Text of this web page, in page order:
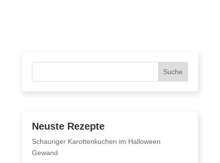
Suche
Neuste Rezepte
Schauriger Karottenkuchen im Halloween
Gewand